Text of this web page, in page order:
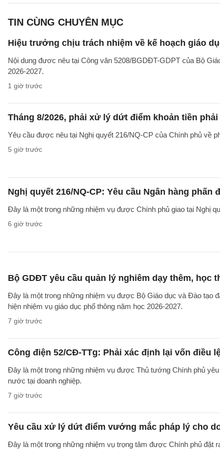
TIN CÙNG CHUYÊN MỤC
Hiệu trưởng chịu trách nhiệm về kế hoạch giáo
Nội dung đươc nêu tại Công văn 5208/BGDĐT-GDPT của Bộ
2026-2027.
1 giờ trước
Tháng 8/2026, phải xử lý dứt điểm khoản tiền
Yêu cầu được nêu tại Nghị quyết 216/NQ-CP của Chính phủ về
5 giờ trước
Nghị quyết 216/NQ-CP: Yêu cầu Ngân hàng phấn
Đây là một trong những nhiệm vụ được Chính phủ giao tại Nghị
6 giờ trước
Bộ GDĐT yêu cầu quản lý nghiêm dạy thêm, học
Đây là một trong những nhiệm vụ được Bộ Giáo dục và Đào tạo
hiện nhiệm vụ giáo dục phổ thông năm học 2026-2027.
7 giờ trước
Công điện 52/CĐ-TTg: Phải xác định lại vốn điều
Đây là một trong những nhiệm vụ được Thủ tướng Chính phủ
nước tại doanh nghiệp.
7 giờ trước
Yêu cầu xử lý dứt điểm vướng mắc pháp lý cho
Đây là một trong những nhiệm vụ trọng tâm được Chính phủ đặt